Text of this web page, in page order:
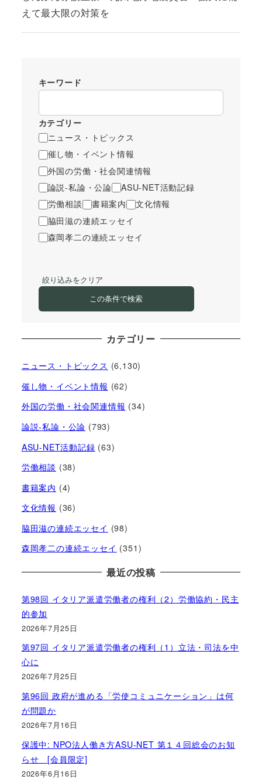
えて最大限の対策を
キーワード
カテゴリー
ニュース・トピックス
催し物・イベント情報
外国の労働・社会関連情報
論説-私論・公論
ASU-NET活動記録
労働相談
書籍案内
文化情報
脇田滋の連続エッセイ
森岡孝二の連続エッセイ
絞り込みをクリア
この条件で検索
カテゴリー
ニュース・トピックス (6,130)
催し物・イベント情報 (62)
外国の労働・社会関連情報 (34)
論説-私論・公論 (793)
ASU-NET活動記録 (63)
労働相談 (38)
書籍案内 (4)
文化情報 (36)
脇田滋の連続エッセイ (98)
森岡孝二の連続エッセイ (351)
最近の投稿
第98回 イタリア派遣労働者の権利（2）労働協約・民主
的参加
2026年7月25日
第97回 イタリア派遣労働者の権利（1）立法・司法を中
心に
2026年7月25日
第96回 政府が進める「労使コミュニケーション」は何
が問題か
2026年7月16日
保護中: NPO法人働き方ASU-NET 第１４回総会のお知
らせ [会員限定]
2026年6月16日